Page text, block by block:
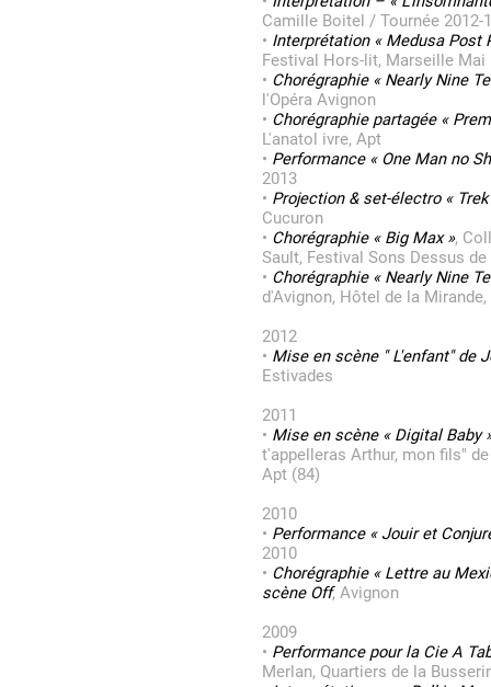
Camille Boitel / Tournée 2012-
• Interprétation « Medusa Post
Festival Hors-lit, Marseille Mai
• Chorégraphie « Nearly Nine
l'Opéra Avignon
• Chorégraphie partagée «
L'anatol ivre, Apt
• Performance « One Man no
2013
• Projection & set-électro «
Cucuron
• Chorégraphie « Big Max »,
Sault, Festival Sons Dessus de
• Chorégraphie « Nearly Nine
d'Avignon, Hôtel de la
2012
• Mise en scène " L'enfant" de
Estivades
2011
• Mise en scène « Digital Baby
t'appelleras Arthur, mon fils"
Apt (84)
2010
• Performance « Jouir et
2010
• Chorégraphie « Lettre au
scène Off, Avignon
2009
• Performance pour la Cie A
Merlan, Quartiers de la